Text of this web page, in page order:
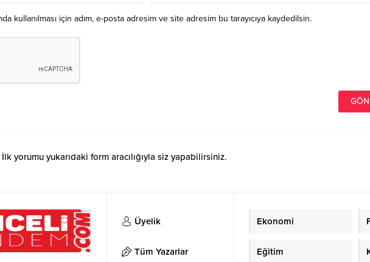
kullanılması için adım, e-posta adresim ve site adresim bu tarayıcıya kaydedilsin.
yorumu yukarıdaki form aracılığıyla siz yapabilirsiniz.
Üyelik
Tüm Yazarlar
Ekonomi
Eğitim